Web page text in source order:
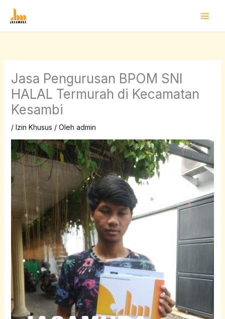
Jasa Pengurusan BPOM SNI
HALAL Termurah di Kecamatan
Kesambi
/ Izin Khusus / Oleh admin